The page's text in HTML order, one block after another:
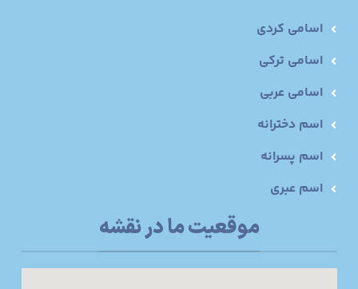
اسامی کردی
اسامی ترکی
اسامی عربی
اسم دخترانه
اسم پسرانه
اسم عبری
موقعیت ما در نقشه